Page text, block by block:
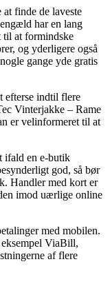
finde de laveste
har en lang
til at formindske
og yderligere også
gange yde gratis
efterse indtil flere
Vinterjakke – Rame
er velinformeret til at
ifald en e-butik
god, så bør
Handler med kort er
imod uærlige online
med mobilen.
ViaBill,
af flere